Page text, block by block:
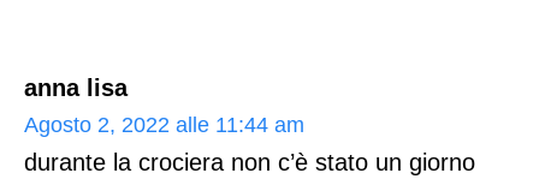
anna lisa
Agosto 2, 2022 alle 11:44 am
durante la crociera non c’è stato un giorno